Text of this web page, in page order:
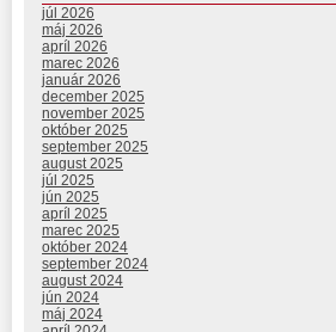
júl 2026
máj 2026
apríl 2026
marec 2026
január 2026
december 2025
november 2025
október 2025
september 2025
august 2025
júl 2025
jún 2025
apríl 2025
marec 2025
október 2024
september 2024
august 2024
jún 2024
máj 2024